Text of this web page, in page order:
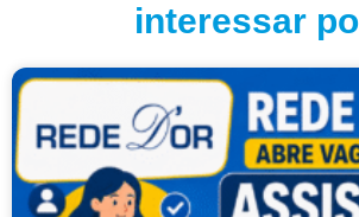
interessar